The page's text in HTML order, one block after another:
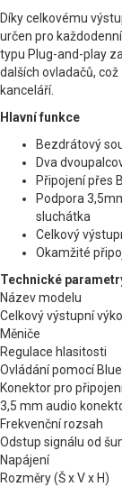
Díky celkovému
určen pro
typu Plug-and-play
dalších ovladačů,
kanceláří.
Hlavní funkce
Bezdrátový
Dva
Připojení přes
Podpora
sluchátka
Celkový
Okamžité
Technické
Název modelu
Celkový výstupní
Měniče
Regulace hlasitosti
Ovládání pomocí
Konektor pro
3,5 mm audio
Frekvenční rozsah
Odstup signálu od
Napájení
Rozměry (Š x V x H)